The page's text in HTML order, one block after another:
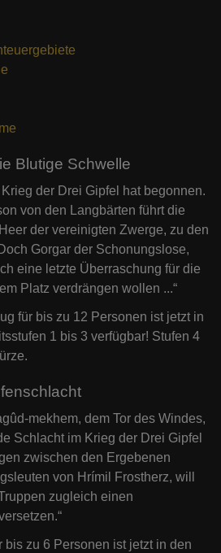
Blutige Schwelle
der Drei Gipfel hat begonnen.
von den Langbärten führt die
der vereinigten Zwerge, zu den
Gorgar der Schonungslose,
eine letzte Überraschung für die
Platz verdrängen wollen ...“
für bis zu 12 Personen ist jetzt in
1 bis 3 verfügbar! Stufen 4
mekhem, dem Tor des Windes,
Schlacht im Krieg der Drei Gipfel
zwischen den Ergebenen
von Hrímil Frostherz, will
zugleich einen
bis zu 6 Personen ist jetzt in den